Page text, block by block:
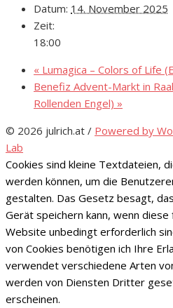
Datum: 14. November 2025
Zeit:
18:00
« Lumagica – Colors of Life
Benefiz Advent-Markt in
Rollenden Engel) »
© 2026 julrich.at / Powered by
Lab
Cookies sind kleine Textdateien,
werden können, um die
gestalten. Das Gesetz besagt,
Gerät speichern kann, wenn
Website unbedingt erforderlich
von Cookies benötigen ich Ihre
verwendet verschiedene Arten
werden von Diensten Dritter
erscheinen.